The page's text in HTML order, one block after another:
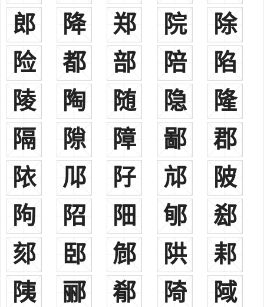
洛阳堂：以望立堂。
高密堂：以望立堂。
雍州堂：以望立堂。
南阳堂：以望立堂。
乡”，称之为“通德门”，因以为堂。
博经堂：西汉朝期的读书人大都专治某一经，郑玄却力主博通诸
经，因以为堂。
安远堂：汉宣帝执政时期，郑吉为侍郎，打败了车师，使日逐投
降。后封为安远侯，派他卫戍西边国境，是为西域都护使。
一、
(鄭)zhèng
之金溪、广东之新会、广西之田林、云南之泸水等地均有分布。汉、
满、鲜、瑶、京、黎、纳西、哈尼、裕固等多个民族皆有此姓。《郑
通志·氏族略》收载。其源不一：
1、郑樵注云：“周厉王之少子宣王之母弟桓公友之后也，桓公初
封於郑，在周之畿内，今华州郑县是也，以国为氏。”此当系出姬姓。
2、又，汉代西南少数民族亦有郑姓，《中文大字典》注引《后
郎
降 郑 院
除
险
都 部 陪
陷
陵
陶 随 隐
隆
隔
隙 障 鄙
郡
䧇
䢳 䦻 邟
陂
䧁
䧂 䧃 郇
郄
郂
䢻 䣀 䧆
䣂
䧅
郦 郩 陭
䧕